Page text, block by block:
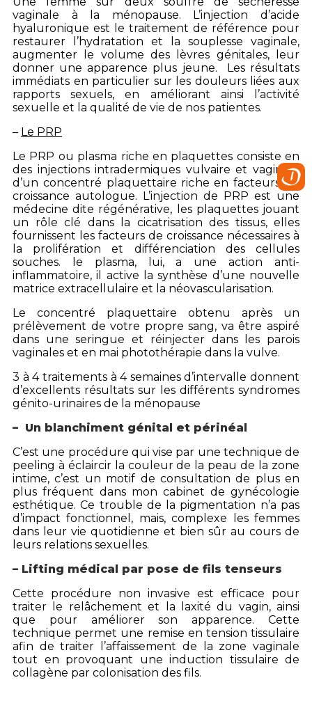
vaginale à la ménopause. L’injection d’acide
hyaluronique est le traitement de référence pour
restaurer l’hydratation et la souplesse vaginale,
augmenter le volume des lèvres génitales, leur
donner une apparence plus jeune. Les résultats
immédiats en particulier sur les douleurs liées aux
rapports sexuels, en améliorant ainsi l’activité
sexuelle et la qualité de vie de nos patientes.
– Le PRP
Le PRP ou plasma riche en plaquettes consiste en
des injections intradermiques vulvaire et vaginale
d’un concentré plaquettaire riche en facteurs de
croissance autologue. L’injection de PRP est une
médecine dite régénérative, les plaquettes jouant
un rôle clé dans la cicatrisation des tissus, elles
fournissent les facteurs de croissance nécessaires à
la prolifération et différenciation des cellules
souches. le plasma, lui, a une action anti-
inflammatoire, il active la synthèse d’une nouvelle
matrice extracellulaire et la néovascularisation.
Le concentré plaquettaire obtenu après un
prélèvement de votre propre sang, va être aspiré
dans une seringue et réinjecter dans les parois
vaginales et en mai photothérapie dans la vulve.
3 à 4 traitements à 4 semaines d’intervalle donnent
d’excellents résultats sur les différents syndromes
génito-urinaires de la ménopause
– Un blanchiment génital et périnéal
C’est une procédure qui vise par une technique de
peeling à éclaircir la couleur de la peau de la zone
intime, c’est un motif de consultation de plus en
plus fréquent dans mon cabinet de gynécologie
esthétique. Ce trouble de la pigmentation n’a pas
d’impact fonctionnel, mais, complexe les femmes
dans leur vie quotidienne et bien sûr au cours de
leurs relations sexuelles.
– Lifting médical par pose de fils tenseurs
Cette procédure non invasive est efficace pour
traiter le relâchement et la laxité du vagin, ainsi
que pour améliorer son apparence. Cette
technique permet une remise en tension tissulaire
afin de traiter l’affaissement de la zone vaginale
tout en provoquant une induction tissulaire de
collagène par colonisation des fils.